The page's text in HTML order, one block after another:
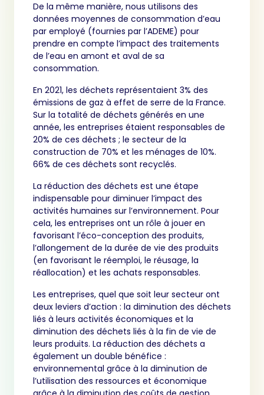
De la même manière, nous utilisons des
données moyennes de consommation d’eau
par employé (fournies par l’ADEME) pour
prendre en compte l’impact des traitements
de l’eau en amont et aval de sa
consommation.
En 2021, les déchets représentaient 3% des
émissions de gaz à effet de serre de la France.
Sur la totalité de déchets générés en une
année, les entreprises étaient responsables de
20% de ces déchets ; le secteur de la
construction de 70% et les ménages de 10%.
66% de ces déchets sont recyclés.
La réduction des déchets est une étape
indispensable pour diminuer l’impact des
activités humaines sur l’environnement. Pour
cela, les entreprises ont un rôle à jouer en
favorisant l’éco-conception des produits,
l’allongement de la durée de vie des produits
(en favorisant le réemploi, le réusage, la
réallocation) et les achats responsables.
Les entreprises, quel que soit leur secteur ont
deux leviers d’action : la diminution des déchets
liés à leurs activités économiques et la
diminution des déchets liés à la fin de vie de
leurs produits. La réduction des déchets a
également un double bénéfice :
environnemental grâce à la diminution de
l’utilisation des ressources et économique